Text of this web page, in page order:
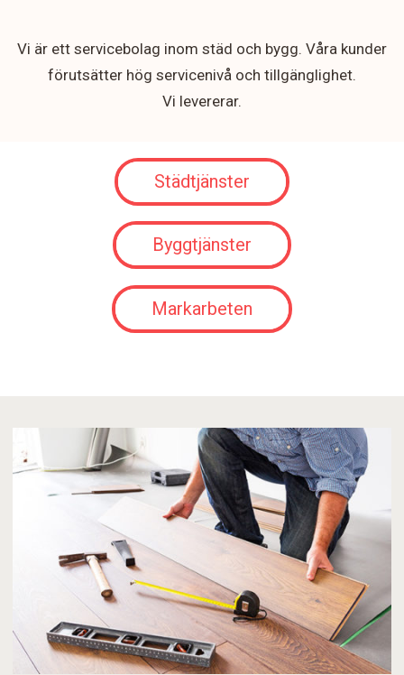
Vi är ett servicebolag inom städ och bygg. Våra kunder
förutsätter hög servicenivå och tillgänglighet.
Vi levererar.
Städtjänster
Byggtjänster
Markarbeten